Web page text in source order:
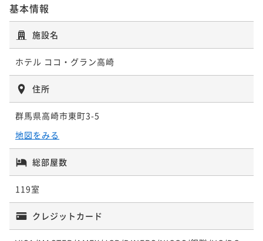
お日にち限定！2泊以上限定！【清掃なしエコプラン】
特別室を連泊でもっとお得に♪
朝食付き 事前決済可
¥81,600~
基本情報
施設名
ホテル ココ・グラン高崎
住所
群馬県高崎市東町3-5
地図をみる
総部屋数
119室
クレジットカード